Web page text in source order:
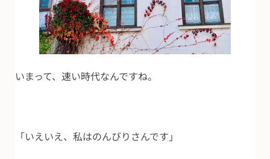
いまって、速い時代なんですね。
「いえいえ、私はのんびりさんです」